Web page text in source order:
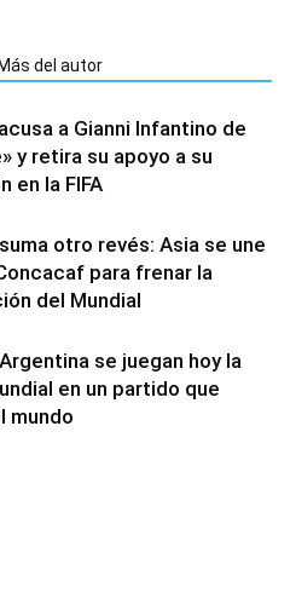
del autor
a Gianni Infantino de
y retira su apoyo a su
en la FIFA
otro revés: Asia se une
para frenar la
del Mundial
se juegan hoy la
en un partido que
mundo